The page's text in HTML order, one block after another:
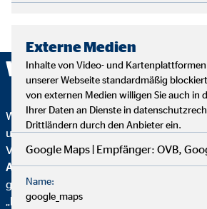
Wir sind
Wir wurden mehrfach ausgezeichnet –
unser Engagement in Qualität, Fairness
VonFocus Money wurden wir fürTop
Altersvorsorgeberatung und als
geehrt. Zusätzlich erhielten wir vom
„ FairCompany“-
Externe Medien
Inhalte von Video- und
unserer Webseite standardmäßig
von externen Medien willigen Sie auch in
Ihrer Daten an Dienste in
Drittländern durch den Anbieter ein.
Google Maps | Empfänger: OVB,
Name:
google_maps